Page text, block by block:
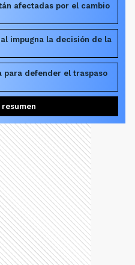
afectadas por el cambio
impugna la decisión de la
para defender el traspaso
resumen